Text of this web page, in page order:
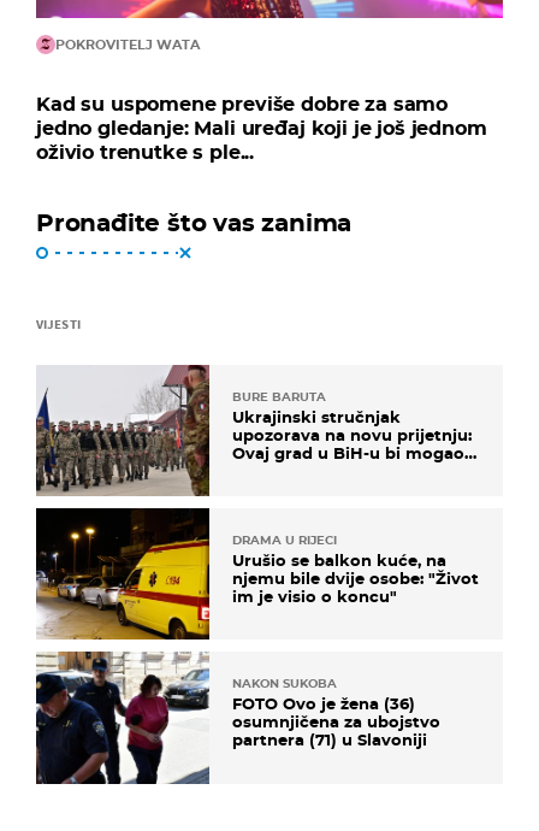
POKROVITELJ WATA
Kad su uspomene previše dobre za samo
jedno gledanje: Mali uređaj koji je još jednom
oživio trenutke s ple...
Pronađite što vas zanima
VIJESTI
BURE BARUTA
Ukrajinski stručnjak
upozorava na novu prijetnju:
Ovaj grad u BiH-u bi mogao
DRAMA U RIJECI
Urušio se balkon kuće, na
njemu bile dvije osobe: "Život
im je visio o koncu"
NAKON SUKOBA
FOTO Ovo je žena (36)
osumnjičena za ubojstvo
partnera (71) u Slavoniji